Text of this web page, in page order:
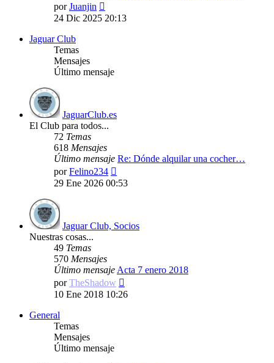
porJuanjin
último
24 Dic 2025 20:13
Jaguar Club
Temas
Mensajes
Último mensaje
JaguarClub.es
El Club para todos...
72 Temas
618 Mensajes
Último mensaje Re: Dónde alquilar una cocher…
porFelino234
último
29 Ene 2026 00:53
Jaguar Club, Socios
Nuestras cosas...
49 Temas
570 Mensajes
Último mensajeActa 7 enero 2018
porTheShadow
último
10 Ene 2018 10:26
General
Temas
Mensajes
Último mensaje